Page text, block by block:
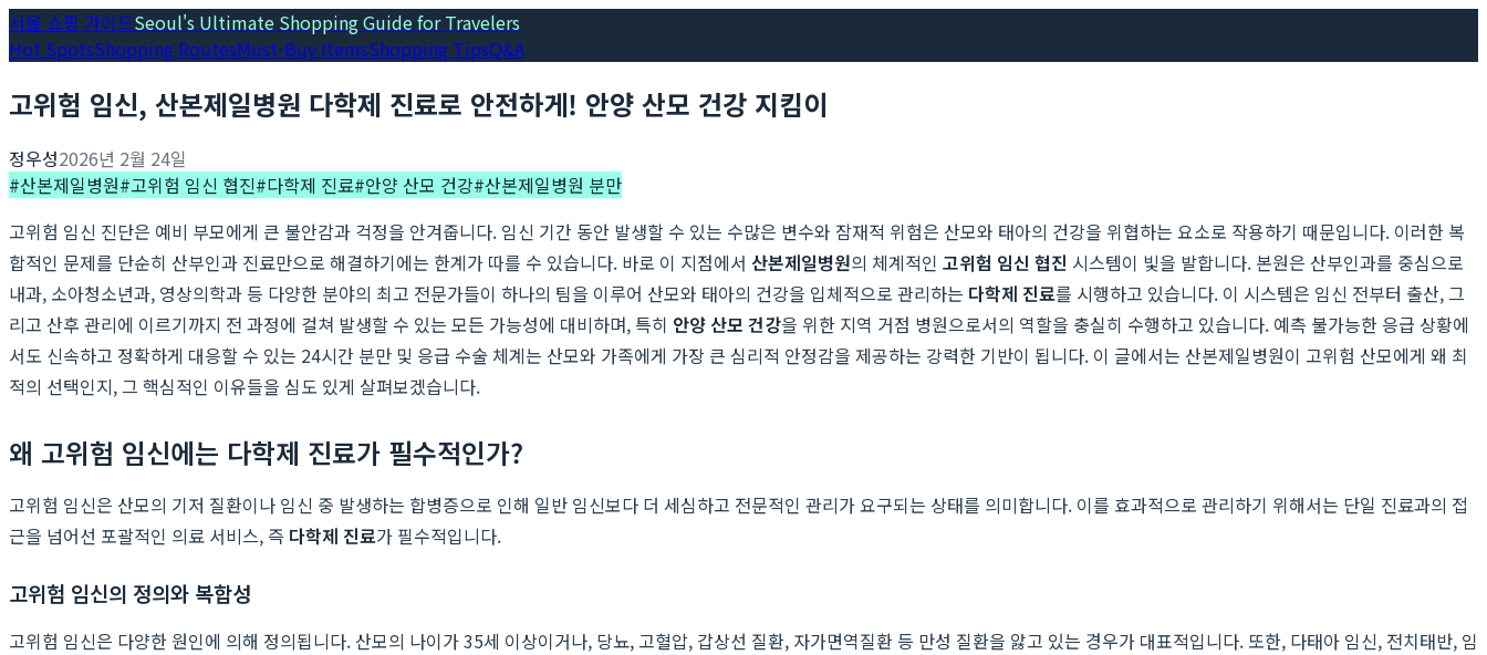
서울 쇼핑 가이드Seoul's Ultimate Shopping Guide for Travelers
Hot SpotsShopping RoutesMust-Buy ItemsShopping TipsQ&A
고위험 임신, 산본제일병원 다학제 진료로 안전하게! 안양 산모 건강 지킴이
정우성2026년 2월 24일
#산본제일병원#고위험 임신 협진#다학제 진료#안양 산모 건강#산본제일병원 분만
고위험 임신 진단은 예비 부모에게 큰 불안감과 걱정을 안겨줍니다. 임신 기간 동안 발생할 수 있는 수많은 변수와 잠재적 위험은 산모와 태아의 건강을 위협하는 요소로 작용하기 때문입니다. 이러한 복
합적인 문제를 단순히 산부인과 진료만으로 해결하기에는 한계가 따를 수 있습니다. 바로 이 지점에서 산본제일병원의 체계적인 고위험 임신 협진 시스템이 빛을 발합니다. 본원은 산부인과를 중심으로
내과, 소아청소년과, 영상의학과 등 다양한 분야의 최고 전문가들이 하나의 팀을 이루어 산모와 태아의 건강을 입체적으로 관리하는 다학제 진료를 시행하고 있습니다. 이 시스템은 임신 전부터 출산, 그
리고 산후 관리에 이르기까지 전 과정에 걸쳐 발생할 수 있는 모든 가능성에 대비하며, 특히 안양 산모 건강을 위한 지역 거점 병원으로서의 역할을 충실히 수행하고 있습니다. 예측 불가능한 응급 상황에
서도 신속하고 정확하게 대응할 수 있는 24시간 분만 및 응급 수술 체계는 산모와 가족에게 가장 큰 심리적 안정감을 제공하는 강력한 기반이 됩니다. 이 글에서는 산본제일병원이 고위험 산모에게 왜 최
적의 선택인지, 그 핵심적인 이유들을 심도 있게 살펴보겠습니다.
왜 고위험 임신에는 다학제 진료가 필수적인가?
고위험 임신은 산모의 기저 질환이나 임신 중 발생하는 합병증으로 인해 일반 임신보다 더 세심하고 전문적인 관리가 요구되는 상태를 의미합니다. 이를 효과적으로 관리하기 위해서는 단일 진료과의 접
근을 넘어선 포괄적인 의료 서비스, 즉 다학제 진료가 필수적입니다.
고위험 임신의 정의와 복합성
고위험 임신은 다양한 원인에 의해 정의됩니다. 산모의 나이가 35세 이상이거나, 당뇨, 고혈압, 갑상선 질환, 자가면역질환 등 만성 질환을 앓고 있는 경우가 대표적입니다. 또한, 다태아 임신, 전치태반, 임